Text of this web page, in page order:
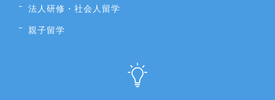
法人研修・社会人留学
親子留学